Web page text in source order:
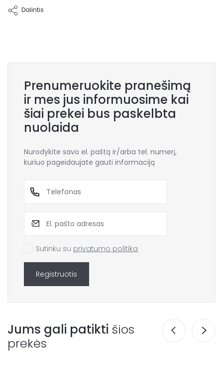
Dalintis
Prenumeruokite pranešimą
ir mes jus informuosime kai
šiai prekei bus paskelbta
nuolaida
Nurodykite savo el. paštą ir/arba tel. numerį,
kuriuo pageidaujate gauti informaciją
Sutinku su privatumo politika
Registruotis
Jums gali patikti šios
prekės